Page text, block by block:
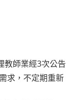
教師業經3次公告
求，不定期重新